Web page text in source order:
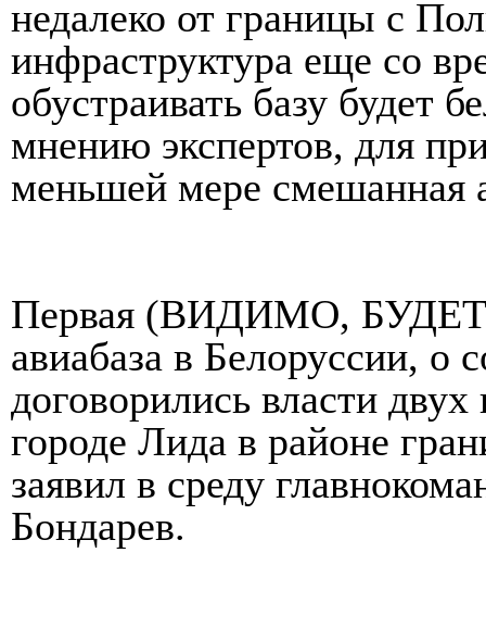
недалеко от границы с
инфраструктура еще со
обустраивать базу будет
мнению экспертов, для
меньшей мере смешанная
Первая (ВИДИМО, БУДЕТ
авиабаза в Белоруссии, о
договорились власти двух
городе Лида в районе
заявил в среду
Бондарев.